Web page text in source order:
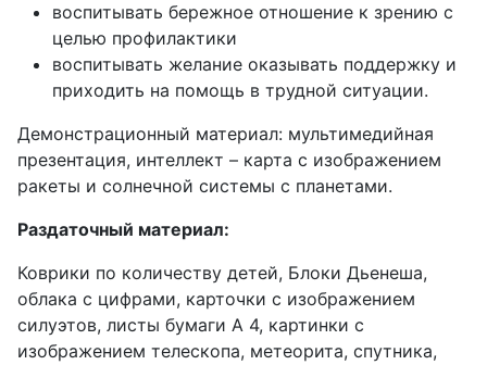
воспитывать бережное отношение к зрению с
целью профилактики
воспитывать желание оказывать поддержку и
приходить на помощь в трудной ситуации.
Демонстрационный материал: мультимедийная
презентация, интеллект – карта с изображением
ракеты и солнечной системы с планетами.
Раздаточный материал:
Коврики по количеству детей, Блоки Дьенеша,
облака с цифрами, карточки с изображением
силуэтов, листы бумаги А 4, картинки с
изображением телескопа, метеорита, спутника,